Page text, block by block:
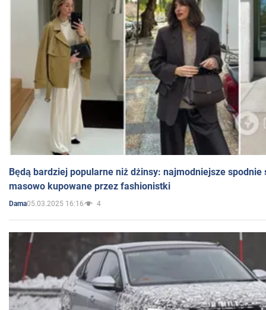
Będą bardziej popularne niż dżinsy: najmodniejsze spodnie
masowo kupowane przez fashionistki
Dama05.03.2025 16:16 4